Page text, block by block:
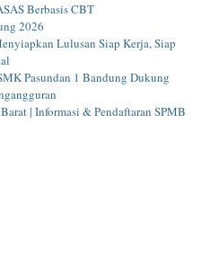
Berbasis CBT
2026
Lulusan Siap Kerja, Siap
Pasundan 1 Bandung Dukung
| Informasi & Pendaftaran SPMB